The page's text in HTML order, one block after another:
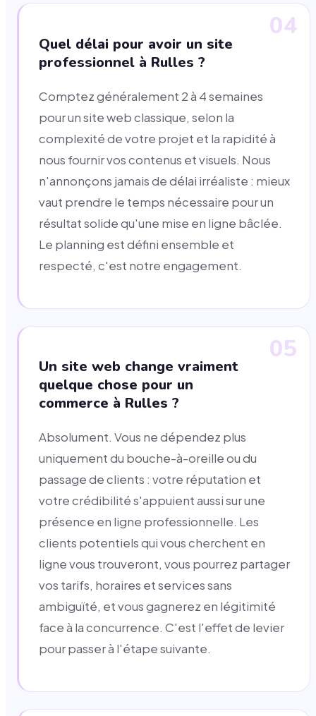
04
Quel délai pour avoir un site
professionnel à Rulles ?
Comptez généralement 2 à 4 semaines
pour un site web classique, selon la
complexité de votre projet et la rapidité à
nous fournir vos contenus et visuels. Nous
n'annonçons jamais de délai irréaliste : mieux
vaut prendre le temps nécessaire pour un
résultat solide qu'une mise en ligne bâclée.
Le planning est défini ensemble et
respecté, c'est notre engagement.
05
Un site web change vraiment
quelque chose pour un
commerce à Rulles ?
Absolument. Vous ne dépendez plus
uniquement du bouche-à-oreille ou du
passage de clients : votre réputation et
votre crédibilité s'appuient aussi sur une
présence en ligne professionnelle. Les
clients potentiels qui vous cherchent en
ligne vous trouveront, vous pourrez partager
vos tarifs, horaires et services sans
ambiguïté, et vous gagnerez en légitimité
face à la concurrence. C'est l'effet de levier
pour passer à l'étape suivante.